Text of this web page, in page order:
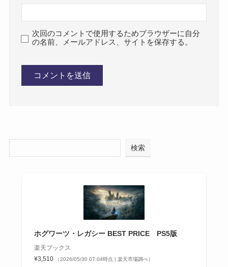
次回のコメントで使用するためブラウザーに自分
の名前、メールアドレス、サイトを保存する。
検索
ホグワーツ・レガシー BEST PRICE PS5版
楽天ブックス
¥3,510
（2026/05/30 07:04時点 | 楽天市場調べ）